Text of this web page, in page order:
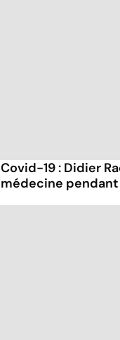
Covid-19 : Didier
médecine pendant